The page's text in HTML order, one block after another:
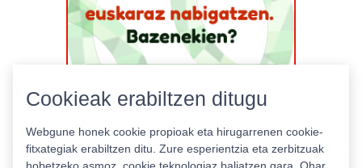
Cookieak erabiltzen ditugu
Webgune honek cookie propioak eta hirugarrenen cookie-
fitxategiak erabiltzen ditu. Zure esperientzia eta zerbitzuak